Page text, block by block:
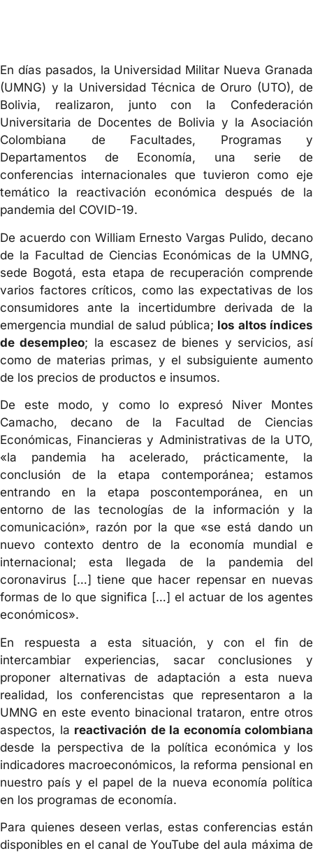
En días pasados, la Universidad Militar Nueva Granada
(UMNG) y la Universidad Técnica de Oruro (UTO), de
Bolivia, realizaron, junto con la Confederación
Universitaria de Docentes de Bolivia y la Asociación
Colombiana de Facultades, Programas y
Departamentos de Economía, una serie de
conferencias internacionales que tuvieron como eje
temático la reactivación económica después de la
pandemia del COVID-19.
De acuerdo con William Ernesto Vargas Pulido, decano
de la Facultad de Ciencias Económicas de la UMNG,
sede Bogotá, esta etapa de recuperación comprende
varios factores críticos, como las expectativas de los
consumidores ante la incertidumbre derivada de la
emergencia mundial de salud pública; los altos índices
de desempleo; la escasez de bienes y servicios, así
como de materias primas, y el subsiguiente aumento
de los precios de productos e insumos.
De este modo, y como lo expresó Niver Montes
Camacho, decano de la Facultad de Ciencias
Económicas, Financieras y Administrativas de la UTO,
«la pandemia ha acelerado, prácticamente, la
conclusión de la etapa contemporánea; estamos
entrando en la etapa poscontemporánea, en un
entorno de las tecnologías de la información y la
comunicación», razón por la que «se está dando un
nuevo contexto dentro de la economía mundial e
internacional; esta llegada de la pandemia del
coronavirus […] tiene que hacer repensar en nuevas
formas de lo que significa […] el actuar de los agentes
económicos».
En respuesta a esta situación, y con el fin de
intercambiar experiencias, sacar conclusiones y
proponer alternativas de adaptación a esta nueva
realidad, los conferencistas que representaron a la
UMNG en este evento binacional trataron, entre otros
aspectos, la reactivación de la economía colombiana
desde la perspectiva de la política económica y los
indicadores macroeconómicos, la reforma pensional en
nuestro país y el papel de la nueva economía política
en los programas de economía.
Para quienes deseen verlas, estas conferencias están
disponibles en el canal de YouTube del aula máxima de